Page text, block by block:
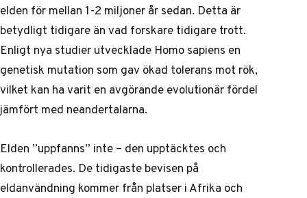
elden för mellan 1-2 miljoner år sedan. Detta är
betydligt tidigare än vad forskare tidigare trott.
Enligt nya studierutvecklade Homo sapiens en
genetisk mutation som gav ökad tolerans mot rök,
vilket kan ha varit en avgörande evolutionär fördel
jämfört med neandertalarna.
Elden ”uppfanns” inte – den upptäcktes och
kontrollerades. De tidigaste bevisen på
eldanvändning kommer från platser i Afrika och